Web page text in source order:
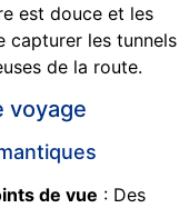
est douce et les
capturer les tunnels
de la route.
voyage
de vue : Des